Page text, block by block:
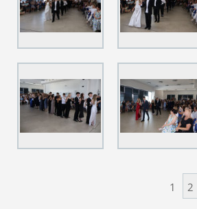
1 2